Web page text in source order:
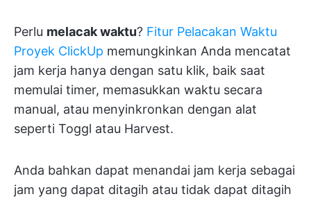
Perlu melacak waktu? Fitur Pelacakan Waktu
Proyek ClickUp memungkinkan Anda mencatat
jam kerja hanya dengan satu klik, baik saat
memulai timer, memasukkan waktu secara
manual, atau menyinkronkan dengan alat
seperti Toggl atau Harvest.
Anda bahkan dapat menandai jam kerja sebagai
jam yang dapat ditagih atau tidak dapat ditagih